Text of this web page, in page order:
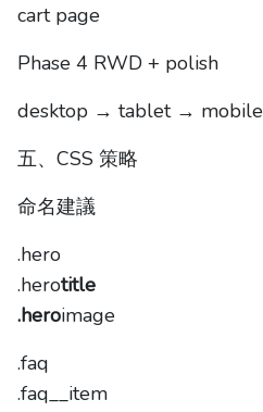
cart page
Phase 4 RWD + polish
desktop → tablet → mobile
五、CSS 策略
命名建議
.hero
.herotitle
.heroimage
.faq
.faq__item